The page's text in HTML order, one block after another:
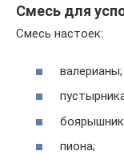
Смесь для
Смесь настоек:
валерианы;
пиона;